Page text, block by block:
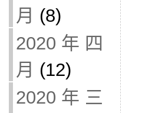
月 (8)
2020 年 四
月 (12)
2020 年 三